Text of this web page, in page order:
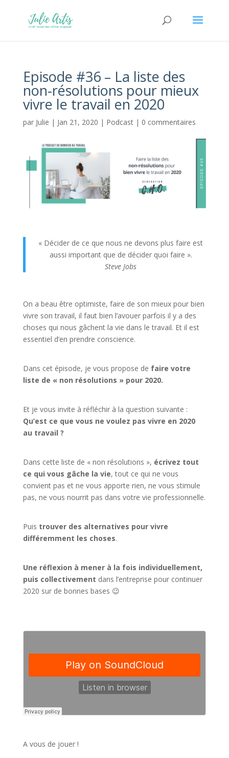
Episode #36 – La liste des
non-résolutions pour mieux
vivre le travail en 2020
par Julie | Jan 21, 2020 | Podcast| 0 commentaires
« Décider de ce que nous ne devons plus faire est
aussi important que de décider quoi faire ».
Steve Jobs
On a beau être optimiste, faire de son mieux pour bien
vivre son travail, il faut bien l’avouer parfois il y a des
choses qui nous gâchent la vie dans le travail. Et il est
essentiel d’en prendre conscience.
Dans cet épisode, je vous propose de faire votre
liste de « non résolutions » pour 2020.
Et je vous invite à réfléchir à la question suivante :
Qu’est ce que vous ne voulez pas vivre en 2020
au travail ?
Dans cette liste de « non résolutions », écrivez tout
ce qui vous gâche la vie, tout ce qui ne vous
convient pas et ne vous apporte rien, ne vous stimule
pas, ne vous nourrit pas dans votre vie professionnelle.
Puis trouver des alternatives pour vivre
différemment les choses.
Une réflexion à mener à la fois individuellement,
puis collectivement dans l’entreprise pour continuer
2020 sur de bonnes bases 😉
A vous de jouer !